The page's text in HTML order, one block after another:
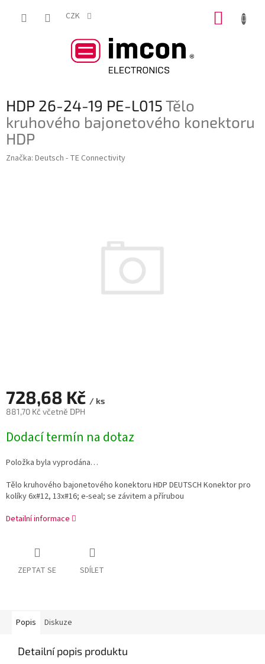
CZK
HDP 26-24-19 PE-L015Tělo
kruhového bajonetového konektoru
HDP
Značka: Deutsch - TE Connectivity
728,68 Kč / ks
881,70 Kč včetně DPH
cena:
Dodací termín na dotaz
Položka byla vyprodána…
Tělo kruhového bajonetového konektoru HDP DEUTSCH Konektor pro
kolíky 6x#12, 13x#16; e-seal; se závitem a přírubou
Detailní informace
ZEPTAT SE SDÍLET
Popis Diskuze
Detailní popis produktu